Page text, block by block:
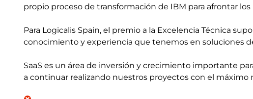
propio proceso de transformación de IBM para afrontar
Para Logicalis Spain, el premio a la Excelencia Técnica
conocimiento y experiencia que tenemos en soluciones
SaaS es un área de inversión y crecimiento importante
a continuar realizando nuestros proyectos con el máximo